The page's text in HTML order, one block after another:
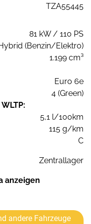
TZA55445
81 kW / 110 PS
(Benzin/Elektro)
1.199 cm³
Euro 6e
4 (Green)
5,1 l/100km
115 g/km
C
Zentrallager
anzeigen
andere Fahrzeuge